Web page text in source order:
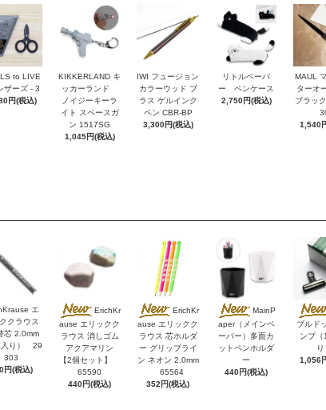
to LIVE
ザーズ - 3
円(税込)
KIKKERLAND キ
ッカーランド
ノイジーキーラ
イト スペースガ
ン 1517SG
1,045円(税込)
IWI フュージョン
カラーウッド ブ
ラス ゲルインク
ペン CBR-BP
3,300円(税込)
リトルペーパ
ー ペンケース
2,750円(税込)
MAUL
ターオ
ブラッ
1,540
エ
クラウス
芯 2.0mm
入り） 29
303
円(税込)
ErichKr
ause エリックク
ラウス 消しゴム
アクアマリン
【2個セット】
65590
440円(税込)
ErichKr
ause エリックク
ラウス 芯ホルダ
ー グリップライ
ン ネオン 2.0mm
65564
352円(税込)
MainP
aper（メインペ
ーパー）多面カ
ットペンホルダ
ー
440円(税込)
ブルド
ンプ（
り
1,056